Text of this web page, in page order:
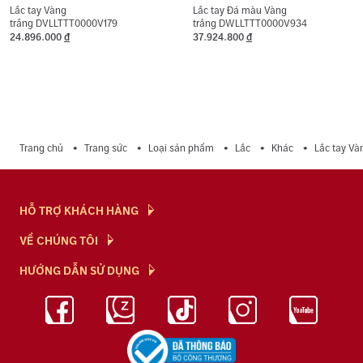
Lắc tay Vàng
trắng DVLLTTT0000V179
24.896.000 đ
Lắc tay Đá màu Vàng
trắng DWLLTTT0000V934
37.924.800 đ
Trang chủ Trang sức Loại sản phẩm Lắc Khác Lắc tay
HỖ TRỢ KHÁCH HÀNG
Hỏi & Đáp
Chính Sách
Chính Sách Bảo Mật
Bảng Giá Vàng
VỀ CHÚNG TÔI
NTJ Flagship
Cửa hàng
Tuyển Dụng
HƯỚNG DẪN SỬ DỤNG
Bảo Quản Trang Sức
Kiến Thức Kim Cương